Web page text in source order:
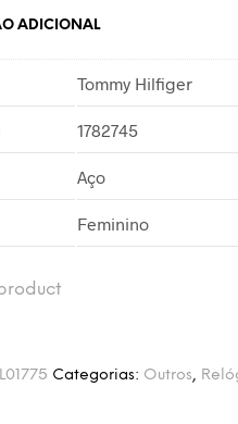
ADICIONAL
Tommy Hilfiger
1782745
Aço
Feminino
Categorias: Outros,